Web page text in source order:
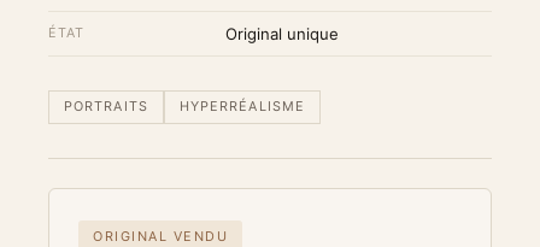
ÉTAT Original unique
PORTRAITS HYPERRÉALISME
ORIGINAL VENDU